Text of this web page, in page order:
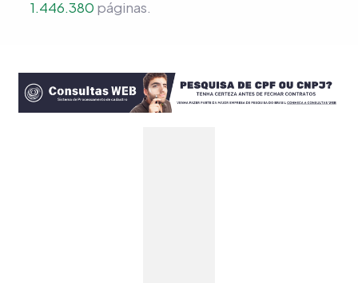
1.446.380 páginas.